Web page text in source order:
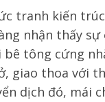
tranh kiến
nhận thấy sự
tông cứng
giao thoa với
dịch đó, mái